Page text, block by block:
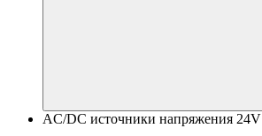
AC/DC источники напряжения 24V